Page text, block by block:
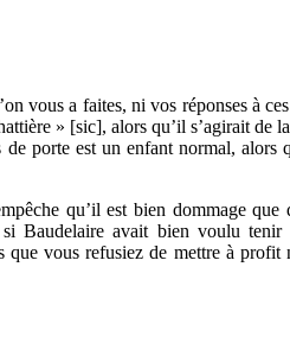
vous a faites, ni vos réponses à
» [sic], alors qu’il s’agirait de
porte est un enfant normal,
qu’il est bien dommage
Baudelaire avait bien voulu tenir
vous refusiez de mettre à profit